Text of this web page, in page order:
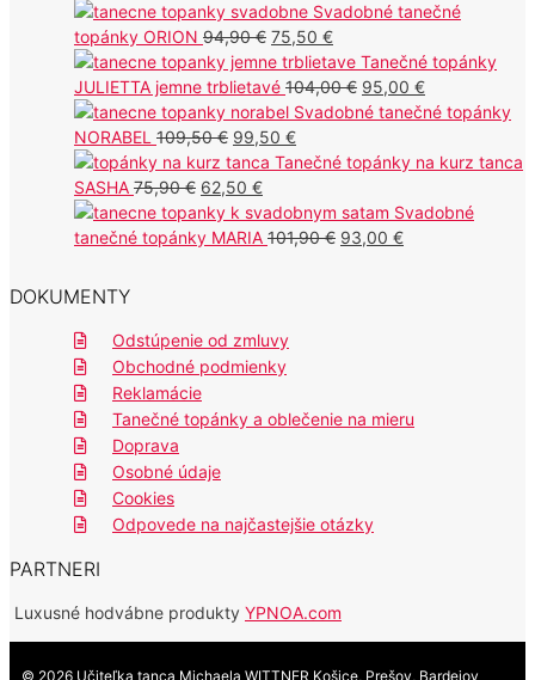
Svadobné tanečné
topánky ORION 94,90€ Pôvodná
cena
bola:
94,90 €.
75,50 €Aktuálna
cena
je:
75,50 €.
Tanečné topánky
JULIETTA jemne trblietavé 104,00€ Pôvodná
cena
104,00 €.
95,00 €Aktuálna
cena
95,00 €.
Svadobné tanečné topánky
NORABEL 109,50€ Pôvodná
cena
bola:
109,50 €.
99,50 €Aktuálna
cena
99,50 €.
Tanečné topánky na kurz tanca
SASHA 75,90€ Pôvodná
cena
bola:
62,50 €Aktuálna
cena
je:
Svadobné
tanečné topánky MARIA 101,90€ Pôvodná
93,00 €Aktuálna
DOKUMENTY
Odstúpenie od zmluvy
Obchodné podmienky
Reklamácie
Tanečné topánky a oblečenie na mieru
Doprava
Osobné údaje
Cookies
Odpovede na najčastejšie otázky
PARTNERI
Luxusné hodvábne produkty YPNOA.com
© 2026 Učiteľka tanca Michaela WITTNER Košice, Prešov, Bardejov